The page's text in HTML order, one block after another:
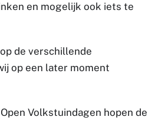
en mogelijk ook iets te
de verschillende
op een later moment
Volkstuindagen hopen de